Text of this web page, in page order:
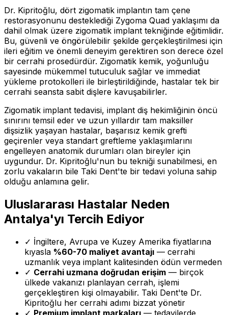
Dr. Kipritoğlu, dört zigomatik implantın tam çene
restorasyonunu desteklediği Zygoma Quad yaklaşımı da
dahil olmak üzere zigomatik implant tekniğinde eğitimlidir.
Bu, güvenli ve öngörülebilir şekilde gerçekleştirilmesi için
ileri eğitim ve önemli deneyim gerektiren son derece özel
bir cerrahi prosedürdür. Zigomatik kemik, yoğunluğu
sayesinde mükemmel tutuculuk sağlar ve immediat
yükleme protokolleri ile birleştirildiğinde, hastalar tek bir
cerrahi seansta sabit dişlere kavuşabilirler.
Zigomatik implant tedavisi, implant diş hekimliğinin öncü
sınırını temsil eder ve uzun yıllardır tam maksiller
dişsizlik yaşayan hastalar, başarısız kemik grefti
geçirenler veya standart greftleme yaklaşımlarını
engelleyen anatomik durumları olan bireyler için
uygundur. Dr. Kipritoğlu'nun bu tekniği sunabilmesi, en
zorlu vakaların bile Taki Dent'te bir tedavi yoluna sahip
olduğu anlamına gelir.
Uluslararası Hastalar Neden
Antalya'yı Tercih Ediyor
✓ İngiltere, Avrupa ve Kuzey Amerika fiyatlarına
kıyasla %60-70 maliyet avantajı — cerrahi
uzmanlık veya implant kalitesinden ödün vermeden
✓ Cerrahi uzmana doğrudan erişim — birçok
ülkede vakanızı planlayan cerrah, işlemi
gerçekleştiren kişi olmayabilir. Taki Dent'te Dr.
Kipritoğlu her cerrahi adımı bizzat yönetir
✓ Premium implant markaları — tedavilerde